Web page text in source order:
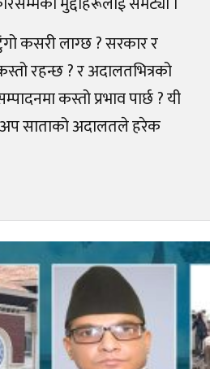
कसरी लाग्छ ? सरकार र
रहन्छ ? र अदालतभित्रको
कस्तो प्रभाव पार्छ ? यी
साताको अदालतले हरेक